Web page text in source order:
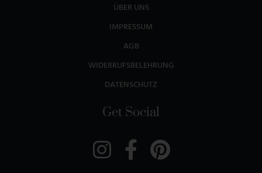
ÜBER UNS
IMPRESSUM
AGB
WIDERRUFSBELEHRUNG
DATENSCHUTZ
Get Social